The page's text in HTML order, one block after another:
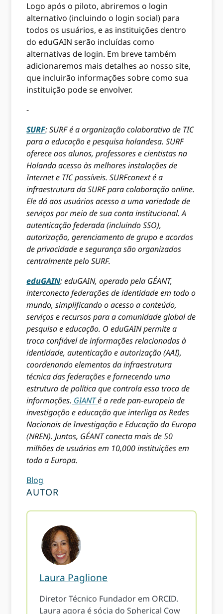
Logo após o piloto, abriremos o login
alternativo (incluindo o login social) para
todos os usuários, e as instituições dentro
do eduGAIN serão incluídas como
alternativas de login. Em breve também
adicionaremos mais detalhes ao nosso site,
que incluirão informações sobre como sua
instituição pode se envolver.
-
SURF: SURF é a organização colaborativa de TIC
para a educação e pesquisa holandesa. SURF
oferece aos alunos, professores e cientistas na
Holanda acesso às melhores instalações de
Internet e TIC possíveis. SURFconext é a
infraestrutura da SURF para colaboração online.
Ele dá aos usuários acesso a uma variedade de
serviços por meio de sua conta institucional. A
autenticação federada (incluindo SSO),
autorização, gerenciamento de grupo e acordos
de privacidade e segurança são organizados
centralmente pelo SURF.
eduGAIN: eduGAIN, operado pela GÉANT,
interconecta federações de identidade em todo o
mundo, simplificando o acesso a conteúdo,
serviços e recursos para a comunidade global de
pesquisa e educação. O eduGAIN permite a
troca confiável de informações relacionadas à
identidade, autenticação e autorização (AAI),
coordenando elementos da infraestrutura
técnica das federações e fornecendo uma
estrutura de política que controla essa troca de
informações. GIANTé a rede pan-europeia de
investigação e educação que interliga as Redes
Nacionais de Investigação e Educação da Europa
(NREN). Juntos, GÉANT conecta mais de 50
milhões de usuários em 10,000 instituições em
toda a Europa.
Blog
AUTOR
Laura Paglione
Diretor Técnico Fundador em ORCID.
Laura agora é sócia do Spherical Cow